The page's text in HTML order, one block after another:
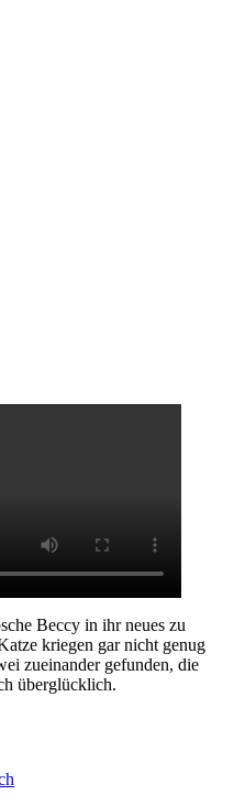
Beccy in ihr neues zu
kriegen gar nicht genug
zueinander gefunden, die
überglücklich.